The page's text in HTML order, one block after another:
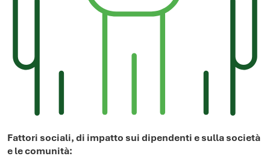
Fattori sociali, di impatto sui dipendenti e sulla società
e le comunità: